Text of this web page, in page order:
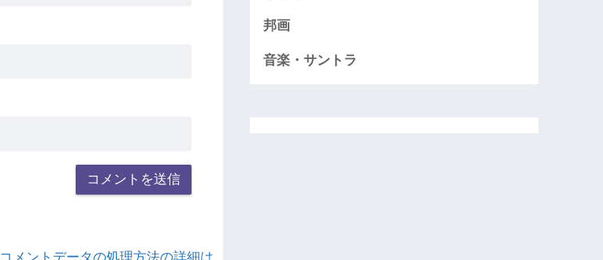
邦画
音楽・サントラ